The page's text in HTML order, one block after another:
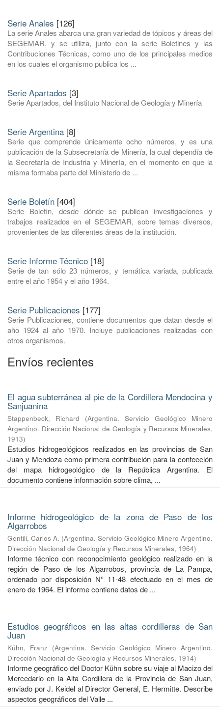
Serie Anales [126]
La serie Anales abarca una gran variedad de tópicos y áreas del
SEGEMAR, y se utiliza, junto con la serie Boletines y las
Contribuciones Técnicas, como uno de los principales medios
en los cuales el organismo publica los ...
Serie Apartados [3]
Serie Apartados, del Instituto Nacional de Geología y Minería
Serie Argentina [8]
Serie que comprende únicamente ocho números, y es una
publicación de la Subsecretaría de Minería, la cual dependía de
la Secretaría de Industria y Minería, en el momento en que la
misma formaba parte del Ministerio de ...
Serie Boletín [404]
Serie Boletín, desde dónde se publican investigaciones y
trabajos realizados en el SEGEMAR, sobre temas diversos,
provenientes de las diferentes áreas de la institución.
Serie Informe Técnico [18]
Serie de tan sólo 23 números, y temática variada, publicada
entre el año 1954 y el año 1964.
Serie Publicaciones [177]
Serie Publicaciones, contiene documentos que datan desde el
año 1924 al año 1970. Incluye publicaciones realizadas con
otros organismos.
Envíos recientes
El agua subterránea al pie de la Cordillera Mendocina y
Sanjuanina
Stappenbeck, Richard (Argentina. Servicio Geológico Minero
Argentino. Dirección Nacional de Geología y Recursos Minerales,
1913)
Estudios hidrogeológicos realizados en las provincias de San
Juan y Mendoza como primera contribución para la confección
del mapa hidrogeológico de la República Argentina. El
documento contiene información sobre clima, ...
Informe hidrogeológico de la zona de Paso de los
Algarrobos
Gentili, Carlos A. (Argentina. Servicio Geológico Minero Argentino.
Dirección Nacional de Geología y Recursos Minerales, 1964)
Informe técnico con reconocimiento geológico realizado en la
región de Paso de los Algarrobos, provincia de La Pampa,
ordenado por disposición N° 11-48 efectuado en el mes de
enero de 1964. El informe contiene datos de ...
Estudios geográficos en las altas cordilleras de San
Juan
Kühn, Franz (Argentina. Servicio Geológico Minero Argentino.
Dirección Nacional de Geología y Recursos Minerales, 1914)
Informe geográfico del Doctor Kühn sobre su viaje al Macizo del
Mercedario en la Alta Cordillera de la Provincia de San Juan,
enviado por J. Keidel al Director General, E. Hermitte. Describe
aspectos geográficos del Valle ...